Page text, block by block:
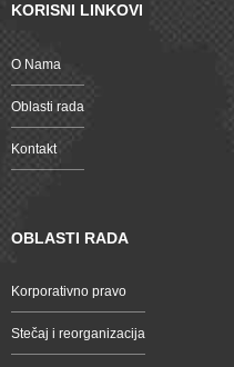
KORISNI LINKOVI
O Nama
Oblasti rada
Kontakt
OBLASTI RADA
Korporativno pravo
Stečaj i reorganizacija